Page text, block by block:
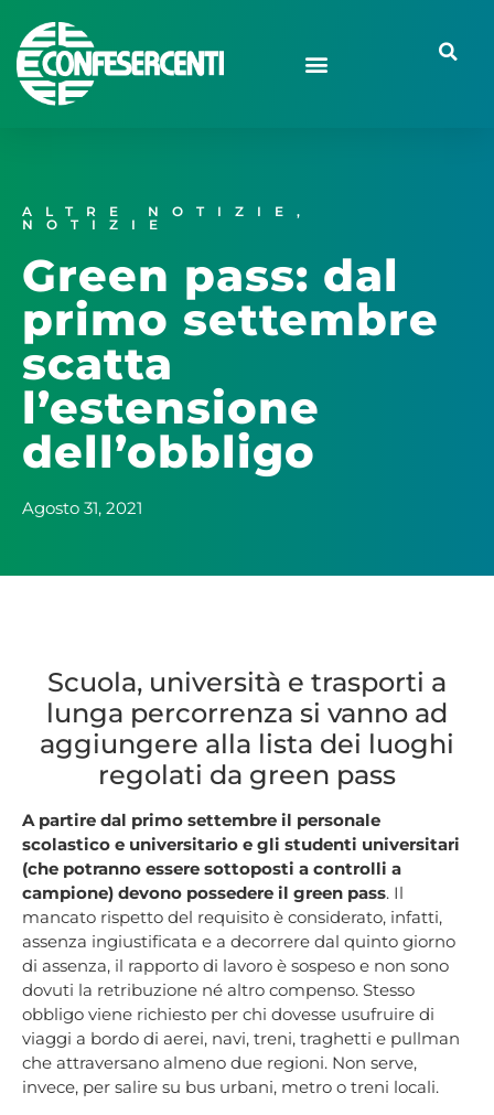
ALTRE NOTIZIE ,
NOTIZIE
Green pass: dal
primo settembre
scatta
l’estensione
dell’obbligo
Agosto 31, 2021
Scuola, università e trasporti a
lunga percorrenza si vanno ad
aggiungere alla lista dei luoghi
regolati da green pass
A partire dal primo settembre il personale
scolastico e universitario e gli studenti universitari
(che potranno essere sottoposti a controlli a
campione) devono possedere il green pass. Il
mancato rispetto del requisito è considerato, infatti,
assenza ingiustificata e a decorrere dal quinto giorno
di assenza, il rapporto di lavoro è sospeso e non sono
dovuti la retribuzione né altro compenso. Stesso
obbligo viene richiesto per chi dovesse usufruire di
viaggi a bordo di aerei, navi, treni, traghetti e pullman
che attraversano almeno due regioni. Non serve,
invece, per salire su bus urbani, metro o treni locali.